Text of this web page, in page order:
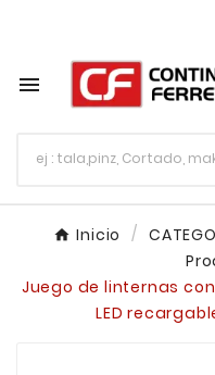

Inicio
Juego de linternas
LED